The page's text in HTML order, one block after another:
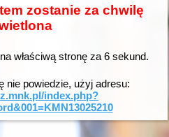
zostanie za chwilę
właściwą stronę za 6sekund.
nie powiedzie, użyj adresu:
index.php?